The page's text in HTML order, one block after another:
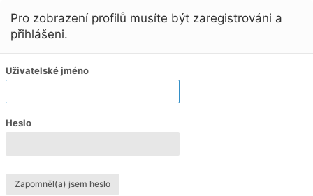
Pro zobrazení profilů musíte být zaregistrováni a
přihlášeni.
Uživatelské jméno
Heslo
Zapomněl(a) jsem heslo